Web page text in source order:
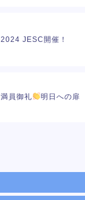
2024 JESC開催！
満員御礼 明日への扉